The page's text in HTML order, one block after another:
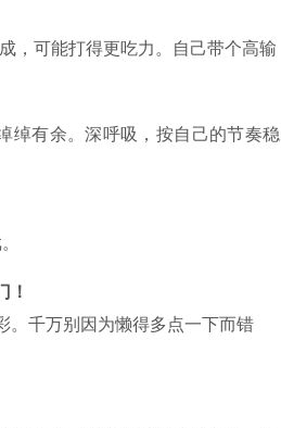
，可能打得更吃力。自己带个高输
绰有余。深呼吸，按自己的节奏稳
！
。千万别因为懒得多点一下而错